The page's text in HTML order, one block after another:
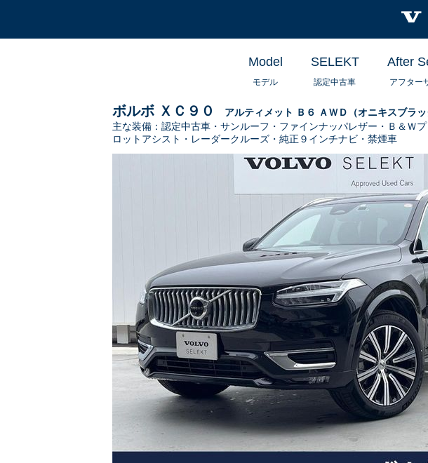
Model
モデル
SELEKT
認定中古車
After
アフター
ボルボ ＸＣ９０
アルティメット Ｂ６ ＡＷＤ（オニキスブラッ
主な装備： 認定中古車・サンルーフ・ファインナッパレザー・Ｂ＆Ｗ
ロットアシスト・レーダークルーズ・純正９インチナビ・禁煙車